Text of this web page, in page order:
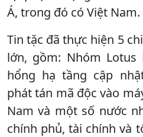
Á, trong đó có Việt Nam.
Tin tặc đã thực hiện 5
lớn, gồm: Nhóm
hổng hạ tầng cập
phát tán mã độc vào
Nam và một số nước
chính phủ, tài chính và